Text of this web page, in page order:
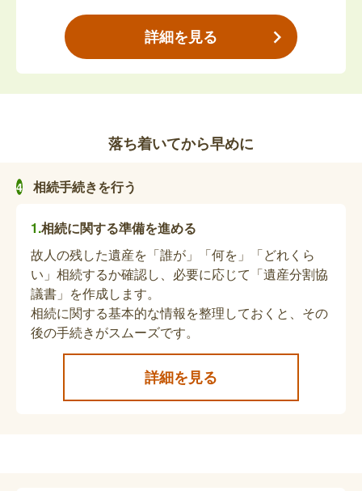
手続きが必要です。
故人の障害福祉サービス受給者証の返納・取
下書の提出
亡くなった方が障害福祉サービスを利用していた場
合、亡くなった日をもって受給資格が喪失します。
心身障害者扶養共済制度の死亡届の提出
年金受給者（障害のある方）が亡くなった場合、死
亡届の提出が必要です。
障害者等福祉交通費助成券の返納
亡くなった方が障害者等福祉交通費助成券を利用し
ていた場合、亡くなった日をもって受給資格が喪失
します。未使用分の助成券があれば返納してくださ
詳細を見る
落ち着いてから早めに
相続手続きを行う
相続に関する準備を進める
故人の残した遺産を「誰が」「何を」「どれくら
い」相続するか確認し、必要に応じて「遺産分割協
議書」を作成します。
相続に関する基本的な情報を整理しておくと、その
後の手続きがスムーズです。
詳細を見る